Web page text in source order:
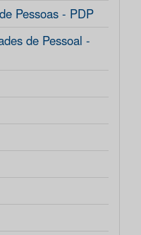
Pessoas - PDP
de Pessoal -